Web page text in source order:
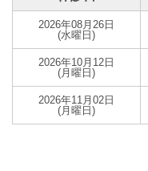
2026年08月26日
(水曜日)
2026年10月12日
(月曜日)
2026年11月02日
(月曜日)